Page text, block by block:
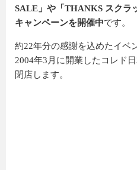
SALE」や「THANKS スクラ
キャンペーンを開催中です。
約22年分の感謝を込めたイベ
2004年3月に開業したコレド
閉店します。